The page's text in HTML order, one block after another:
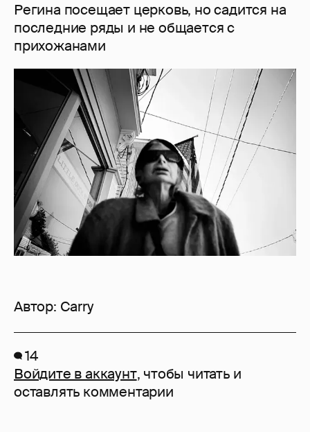
Регина посещает церковь, но садится на
последние ряды и не общается с
прихожанами
Автор: Carry
14
Войдите в аккаунт, чтобы читать и
оставлять комментарии